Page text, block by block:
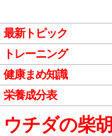
最新トピック
トレーニング
健康まめ知識
栄養成分表
ウチダの柴